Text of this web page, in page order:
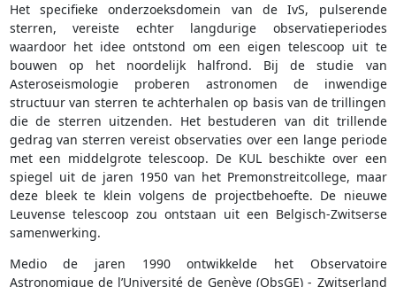
Het specifieke onderzoeksdomein van de IvS, pulserende
sterren, vereiste echter langdurige observatieperiodes
waardoor het idee ontstond om een eigen telescoop uit te
bouwen op het noordelijk halfrond. Bij de studie van
Asteroseismologie proberen astronomen de inwendige
structuur van sterren te achterhalen op basis van de trillingen
die de sterren uitzenden. Het bestuderen van dit trillende
gedrag van sterren vereist observaties over een lange periode
met een middelgrote telescoop. De KUL beschikte over een
spiegel uit de jaren 1950 van het Premonstreitcollege, maar
deze bleek te klein volgens de projectbehoefte. De nieuwe
Leuvense telescoop zou ontstaan uit een Belgisch-Zwitserse
samenwerking.
Medio de jaren 1990 ontwikkelde het Observatoire
Astronomique de l’Université de Genève (ObsGE) - Zwitserland